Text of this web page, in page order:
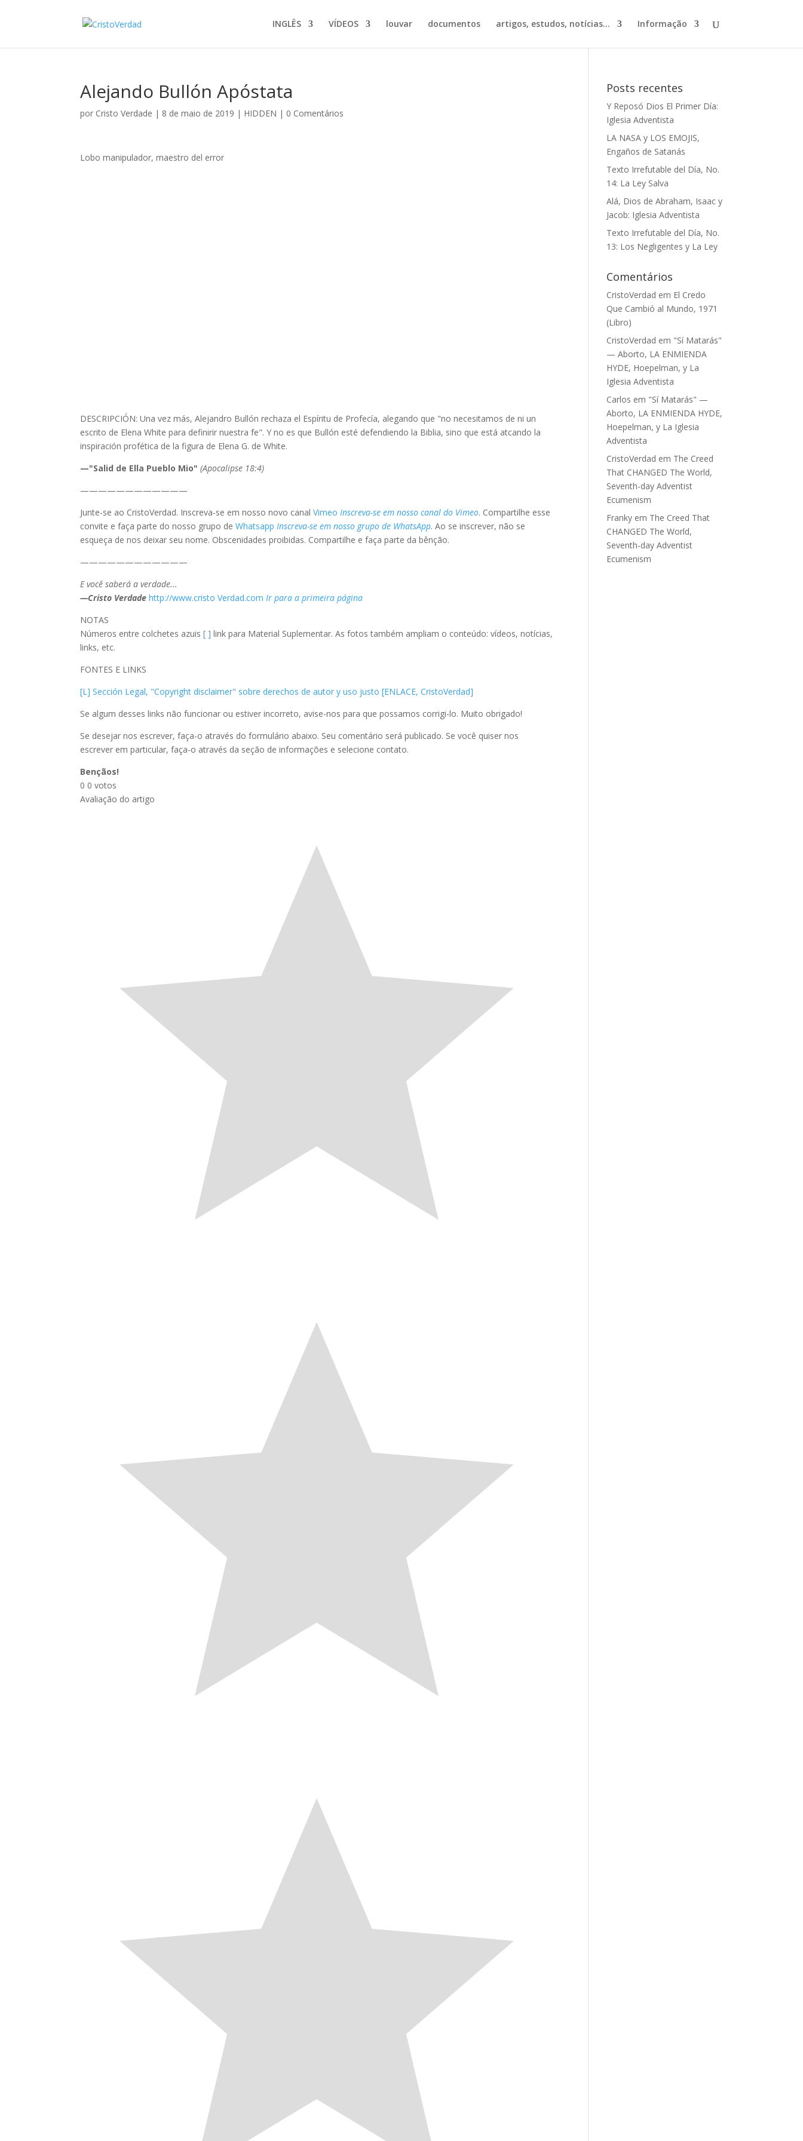
INGLÊS VÍDEOS louvar documentos artigos, estudos, notícias... Informação
Alejando Bullón Apóstata
por Cristo Verdade | 8 de maio de 2019 | HIDDEN | 0 Comentários
Lobo manipulador, maestro del error
DESCRIPCIÓN: Una vez más, Alejandro Bullón rechaza el Espíritu de Profecía, alegando que "no necesitamos de ni un
escrito de Elena White para definirir nuestra fe". Y no es que Bullón esté defendiendo la Biblia, sino que está atcando la
inspiración profética de la figura de Elena G. de White.
—"Salid de Ella Pueblo Mio"(Apocalipse 18:4)
————————————
Junte-se ao CristoVerdad. Inscreva-se em nosso novo canalVimeoInscreva-se em nosso canal do Vimeo. Compartilhe esse
convite e faça parte do nosso grupo deWhatsappInscreva-se em nosso grupo de WhatsApp. Ao se inscrever, não se
esqueça de nos deixar seu nome. Obscenidades proibidas. Compartilhe e faça parte da bênção.
————————————
E você saberá a verdade...
—Cristo Verdade http://www.cristo Verdad.comIr para a primeira página
NOTAS
Números entre colchetes azuis[ ] link para Material Suplementar. As fotos também ampliam o conteúdo: vídeos, notícias,
links, etc.
FONTES E LINKS
[L] Sección Legal, "Copyright disclaimer" sobre derechos de autor y uso justo [ENLACE, CristoVerdad]
Se algum desses links não funcionar ou estiver incorreto, avise-nos para que possamos corrigi-lo. Muito obrigado!
Se desejar nos escrever, faça-o através do formulário abaixo. Seu comentário será publicado. Se você quiser nos
escrever em particular, faça-o através da seção de informações e selecione contato.
Bençãos!
0 0 votos
Avaliação do artigo
Posts recentes
Y Reposó Dios El Primer Día:
Iglesia Adventista
LA NASA y LOS EMOJIS,
Engaños de Satanás
Texto Irrefutable del Día, No.
14: La Ley Salva
Alá, Dios de Abraham, Isaac y
Jacob: Iglesia Adventista
Texto Irrefutable del Día, No.
13: Los Negligentes y La Ley
Comentários
CristoVerdad em El Credo
Que Cambió al Mundo, 1971
(Libro)
CristoVerdad em "Sí Matarás"
— Aborto, LA ENMIENDA
HYDE, Hoepelman, y La
Iglesia Adventista
Carlos em "Sí Matarás" —
Aborto, LA ENMIENDA HYDE,
Hoepelman, y La Iglesia
Adventista
CristoVerdad em The Creed
That CHANGED The World,
Seventh-day Adventist
Ecumenism
Franky em The Creed That
CHANGED The World,
Seventh-day Adventist
Ecumenism